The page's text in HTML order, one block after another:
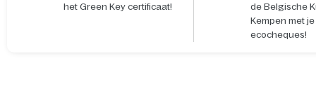
het Green Key certificaat!
de Belgische
Kempen met je
ecocheques!